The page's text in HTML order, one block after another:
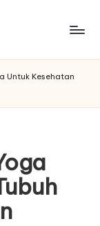
Untuk Kesehatan